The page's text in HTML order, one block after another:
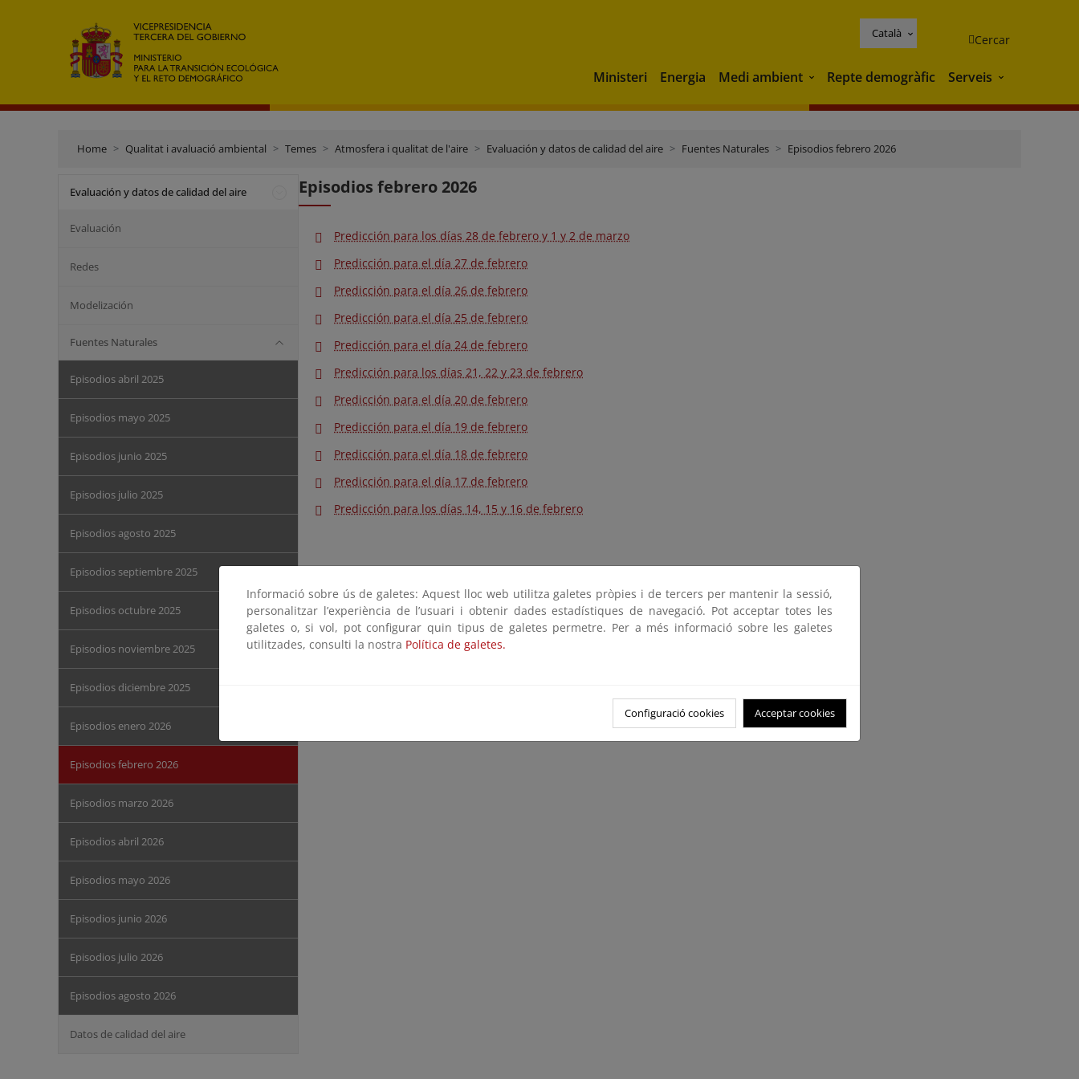
Català Cercar
Ministeri Energia Medi ambient Medi ambient
Repte demogràfic Serveis Serveis
Home Qualitat i avaluació ambiental Temes Atmosfera i qualitat de l'aire Evaluación y datos de calidad del aire Fuentes Naturales Episodios febrero 2026
Evaluación y datos de calidad del aire
Evaluación
Redes
Modelización
Fuentes Naturales
Episodios abril 2025
Episodios mayo 2025
Episodios junio 2025
Episodios julio 2025
Episodios agosto 2025
Episodios septiembre 2025
Episodios octubre 2025
Episodios noviembre 2025
Episodios diciembre 2025
Episodios enero 2026
Episodios febrero 2026
Episodios marzo 2026
Episodios abril 2026
Episodios mayo 2026
Episodios junio 2026
Episodios julio 2026
Episodios agosto 2026
Datos de calidad del aire
Episodios febrero 2026
Predicción para los días 28 de febrero y 1 y 2 de marzo
Predicción para el día 27 de febrero
Predicción para el día 26 de febrero
Predicción para el día 25 de febrero
Predicción para el día 24 de febrero
Predicción para los días 21, 22 y 23 de febrero
Predicción para el día 20 de febrero
Predicción para el día 19 de febrero
Predicción para el día 18 de febrero
Predicción para el día 17 de febrero
Predicción para los días 14, 15 y 16 de febrero
Informació sobre ús de galetes: Aquest lloc web utilitza galetes pròpies i de tercers per mantenir la sessió,
personalitzar l’experiència de l’usuari i obtenir dades estadístiques de navegació. Pot acceptar totes les
galetes o, si vol, pot configurar quin tipus de galetes permetre. Per a més informació sobre les galetes
utilitzades, consulti la nostra Política de galetes.
Configuració cookies Acceptar cookies